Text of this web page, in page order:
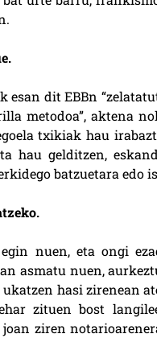
dit EBBn
metodoa”, aktena
txikiak hau
hau gelditzen,
batzuetara edo
nuen, eta ongi
asmatu nuen,
hasi zirenean
zituen bost
joan ziren